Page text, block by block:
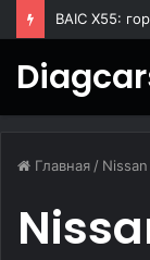
Главная /